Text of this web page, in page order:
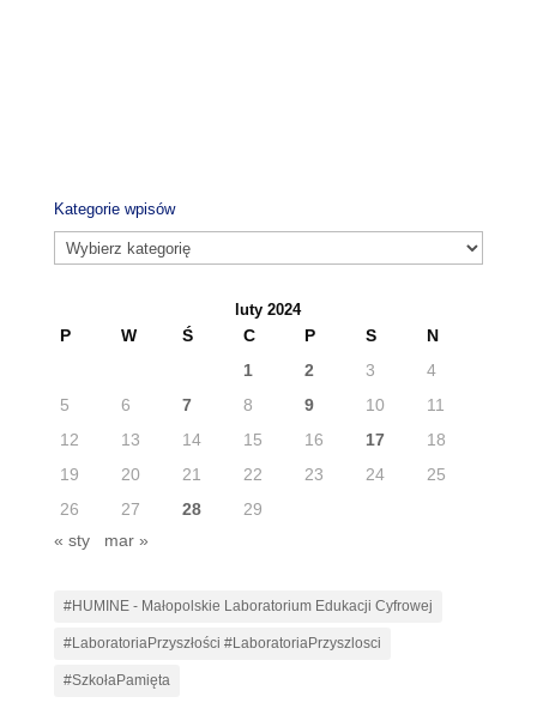
Kategorie wpisów
Kategorie
wpisów
luty 2024
P W Ś C P S
N
1
2 3
4
5
6 7 8 9 10
11
12
13 14 15 16 17
18
19
20 21 22 23 24
25
26
27 28
29
« sty
mar »
#HUMINE - Małopolskie Laboratorium Edukacji Cyfrowej
#LaboratoriaPrzyszłości #LaboratoriaPrzyszlosci
#SzkołaPamięta